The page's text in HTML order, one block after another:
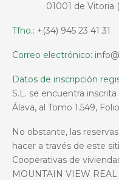
01001 de Vitoria
Tfno.: +(34) 945 23 41 31
Correo electrónico:
Datos de inscripción
S.L. se encuentra
Álava, al Tomo 1.549,
No obstante, las
hacer a través de este
Cooperativas de
MOUNTAIN VIEW REAL